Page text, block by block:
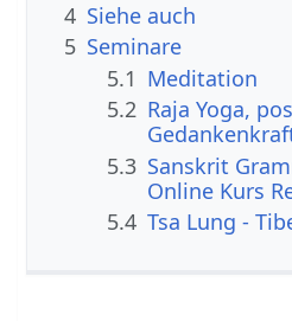
4 Siehe auch
5 Seminare
5.1 Meditation
5.2 Raja Yoga,
5.3 Sanskrit
Online Kurs
5.4 Tsa Lung -